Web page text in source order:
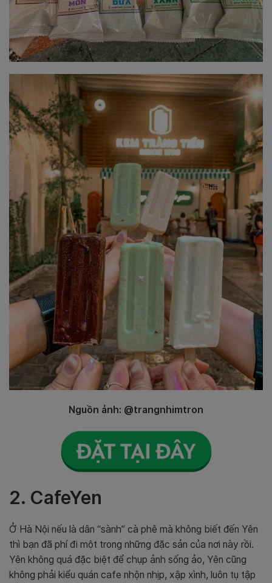
Nguồn ảnh: @trangnhimtron
2. CafeYen
Ở Hà Nội nếu là dân “sành” cà phê mà không biết đến Yên
thì bạn đã phí đi một trong những đặc sản của nơi này rồi.
Yên không quá đặc biệt để chụp ảnh sống ảo, Yên cũng
không phải kiểu quán cafe nhộn nhịp, xập xình, luôn tụ tập